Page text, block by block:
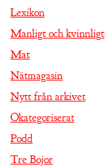
Lexikon
Manligt och kvinnligt
Mat
Nätmagasin
Nytt från arkivet
Okategoriserat
Podd
Tre Bojor